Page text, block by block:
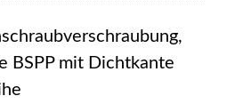
BSPP mit Dichtkante